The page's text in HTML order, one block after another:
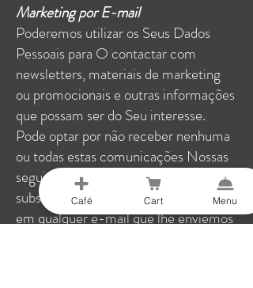
Marketing por E-mail
Poderemos utilizar os Seus Dados
Pessoais para O contactar com
newsletters, materiais de marketing
ou promocionais e outras informações
que possam ser do Seu interesse.
Pode optar por não receber nenhuma
ou todas estas comunicações Nossas
seguindo o link de cancelamento de
subscrição ou as instruções fornecidas
em qualquer e-mail que lhe enviemos
Café Cart Menu